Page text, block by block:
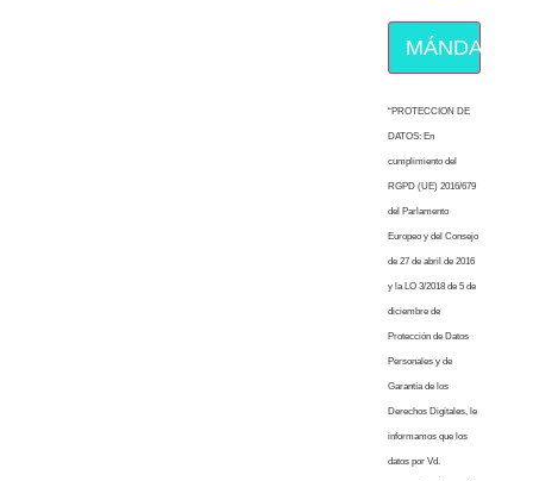
MÁNDAME
“PROTECCION DE
DATOS: En
cumplimiento del
RGPD (UE) 2016/679
del Parlamento
Europeo y del Consejo
de 27 de abril de 2016
y la LO 3/2018 de 5 de
diciembre de
Protección de Datos
Personales y de
Garantía de los
Derechos Digitales, le
informamos que los
datos por Vd.